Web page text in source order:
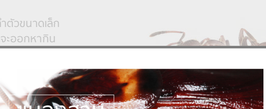
ตัวขนาดเล็ก
ะออกหากิน
วาน และ
โรคท้องเสีย
ล่อยพิษออก